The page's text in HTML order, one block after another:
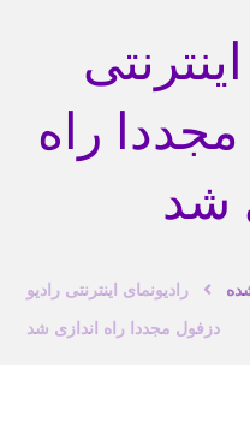
راه
شد
رادیونمای اینترنتی رادیو
دزفول مجددا راه اندازی شد